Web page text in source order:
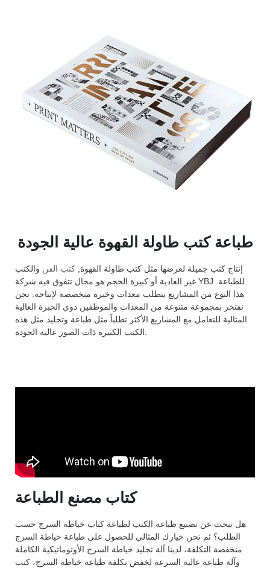
طباعة كتب طاولة القهوة عالية الجودة
إنتاج كتب جميلة لعرضها مثل كتب طاولة القهوة, كتب الفن والكتب
غير العادية أو كبيرة الحجم هو مجال تتفوق فيه شركة YBJ للطباعة.
هذا النوع من المشاريع يتطلب معدات وخبرة متخصصة لإنتاجه. نحن
نفتخر بمجموعة متنوعة من المعدات والموظفين ذوي الخبرة العالية
المثالية للتعامل مع المشاريع الأكثر تطلباً مثل طباعة وتجليد مثل هذه
كتاب مصنع الطباعة
هل تبحث عن تصنيع طباعة الكتب لطباعة كتاب خياطة السرج حسب
الطلب؟ ثم نحن خيارك المثالي للحصول على طباعة خياطة السرج
منخفضة التكلفة، لدينا آلة تجليد خياطة السرج الأوتوماتيكية الكاملة
وآلة طباعة عالية السرعة لخفض تكلفة طباعة خياطة السرج، كتب